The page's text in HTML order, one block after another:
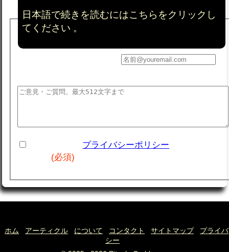
プライバシーポリシー
(必須)
ホム アーティクル について コンタクト サイトマップ
プライバ
シー
日本語で続きを読むにはこちらをクリックし
てください 。